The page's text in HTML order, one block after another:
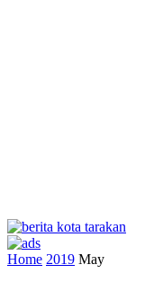
Home 2019 May